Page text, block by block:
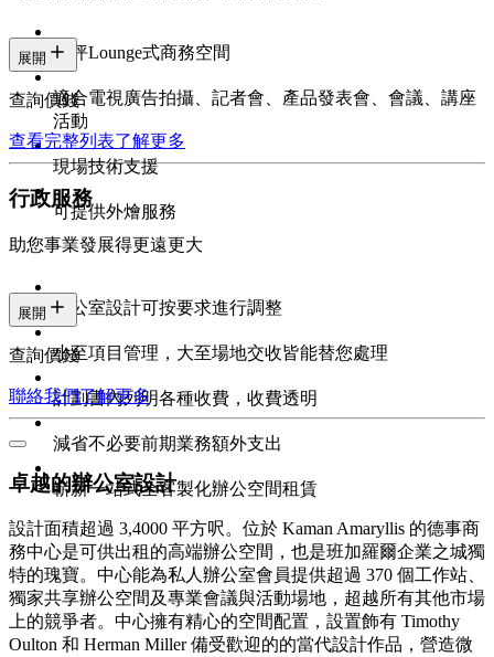
百坪Lounge式商務空間
適合電視廣告拍攝、記者會、產品發表會、會議、講座
活動
現場技術支援
可提供外燴服務
展開
查詢價錢
查看完整列表了解更多
行政服務
助您事業發展得更遠更大
辦公室設計可按要求進行調整
小至項目管理，大至場地交收皆能替您處理
計劃書內列明各種收費，收費透明
減省不必要前期業務額外支出
嶄新一站式全客製化辦公空間租賃
展開
查詢價錢
聯絡我們了解更多
卓越的辦公室設計
設計面積超過 3,4000 平方呎。位於 Kaman Amaryllis 的德事商
務中心是可供出租的高端辦公空間，也是班加羅爾企業之城獨
特的瑰寶。中心能為私人辦公室會員提供超過 370 個工作站、
獨家共享辦公空間及專業會議與活動場地，超越所有其他市場
上的競爭者。中心擁有精心的空間配置，設置飾有 Timothy
Oulton 和 Herman Miller 備受歡迎的的當代設計作品，營造微